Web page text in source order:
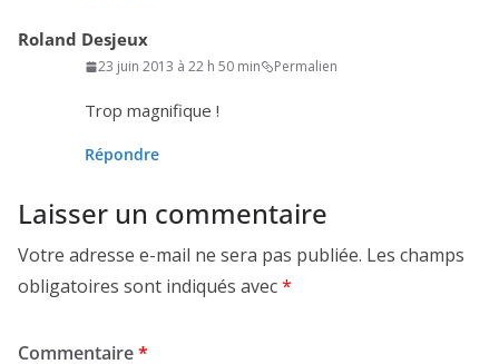
Roland Desjeux
23 juin 2013 à 22 h 50 min Permalien
Trop magni­fique !
Répondre
Laisser un commentaire
Votre adresse e-mail ne sera pas publiée. Les champs
obligatoires sont indiqués avec*
Commentaire*